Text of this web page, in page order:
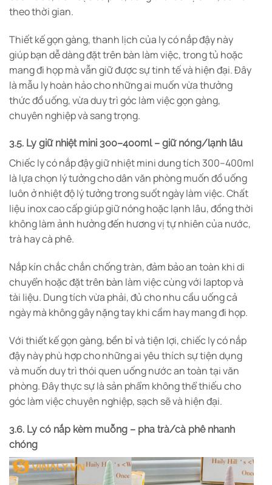
theo thời gian.
Thiết kế gọn gàng, thanh lịch của ly có nắp đậy này
giúp bạn dễ dàng đặt trên bàn làm việc, trong tủ hoặc
mang đi họp mà vẫn giữ được sự tinh tế và hiện đại. Đây
là mẫu ly hoàn hảo cho những ai muốn vừa thưởng
thức đồ uống, vừa duy trì góc làm việc gọn gàng,
chuyên nghiệp và sang trọng.
3.5. Ly giữ nhiệt mini 300–400ml – giữ nóng/lạnh lâu
Chiếc ly có nắp đậy giữ nhiệt mini dung tích 300–400ml
là lựa chọn lý tưởng cho dân văn phòng muốn đồ uống
luôn ở nhiệt độ lý tưởng trong suốt ngày làm việc. Chất
liệu inox cao cấp giúp giữ nóng hoặc lạnh lâu, đồng thời
không làm ảnh hưởng đến hương vị tự nhiên của nước,
trà hay cà phê.
Nắp kín chắc chắn chống tràn, đảm bảo an toàn khi di
chuyển hoặc đặt trên bàn làm việc cùng với laptop và
tài liệu. Dung tích vừa phải, đủ cho nhu cầu uống cả
ngày mà không gây nặng tay khi cầm hay mang đi họp.
Với thiết kế gọn gàng, bền bỉ và tiện lợi, chiếc ly có nắp
đậy này phù hợp cho những ai yêu thích sự tiện dụng
và muốn duy trì thói quen uống nước an toàn tại văn
phòng. Đây thực sự là sản phẩm không thể thiếu cho
góc làm việc chuyên nghiệp, sạch sẽ và hiện đại.
3.6. Ly có nắp kèm muỗng – pha trà/cà phê nhanh
chóng